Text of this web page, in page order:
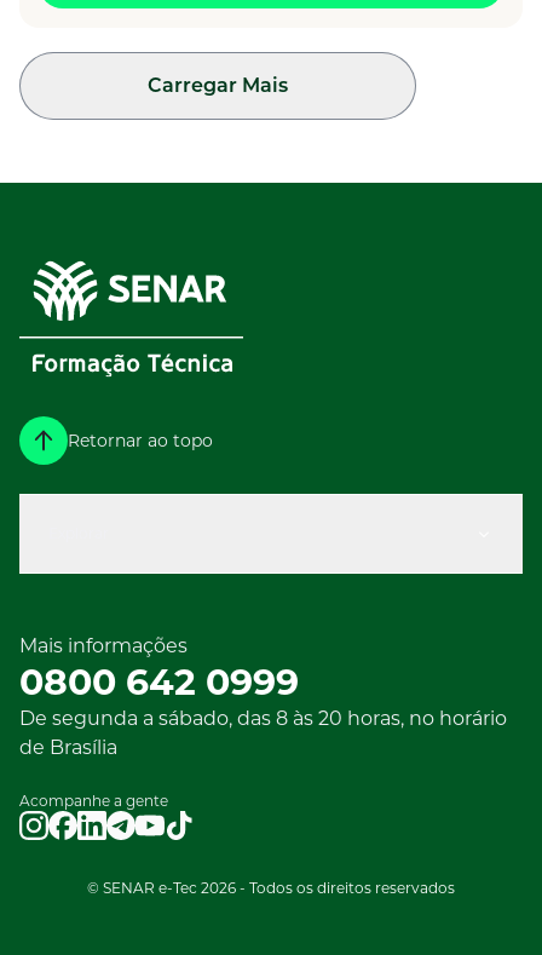
Carregar Mais
Retornar ao topo
Mais informações
0800 642 0999
De segunda a sábado, das 8 às 20 horas, no horário
de Brasília
Acompanhe a gente
© SENAR e-Tec 2026 - Todos os direitos reservados